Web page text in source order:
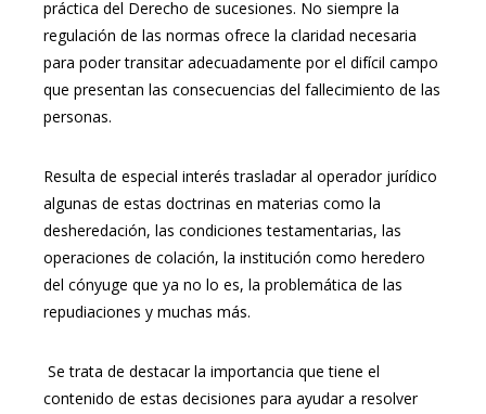
práctica del Derecho de sucesiones. No siempre la
regulación de las normas ofrece la claridad necesaria
para poder transitar adecuadamente por el difícil campo
que presentan las consecuencias del fallecimiento de las
personas.
Resulta de especial interés trasladar al operador jurídico
algunas de estas doctrinas en materias como la
desheredación, las condiciones testamentarias, las
operaciones de colación, la institución como heredero
del cónyuge que ya no lo es, la problemática de las
repudiaciones y muchas más.
Se trata de destacar la importancia que tiene el
contenido de estas decisiones para ayudar a resolver